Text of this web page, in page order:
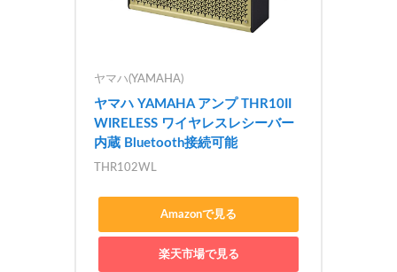
ヤマハ(YAMAHA)
ヤマハ YAMAHA アンプ THR10II
WIRELESS ワイヤレスレシーバー
内蔵 Bluetooth接続可能
THR102WL
Amazonで見る
楽天市場で見る